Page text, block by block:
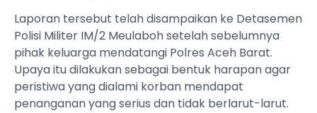
Laporan tersebut telah disampaikan ke Detasemen
Polisi Militer IM/2 Meulaboh setelah sebelumnya
pihak keluarga mendatangi Polres Aceh Barat.
Upaya itu dilakukan sebagai bentuk harapan agar
peristiwa yang dialami korban mendapat
penanganan yang serius dan tidak berlarut-larut.